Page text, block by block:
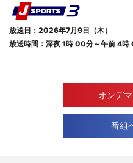
放送日：2026年7月9日（木）
放送時間：深夜 1時 00分～午前 4時
オンデ
番組